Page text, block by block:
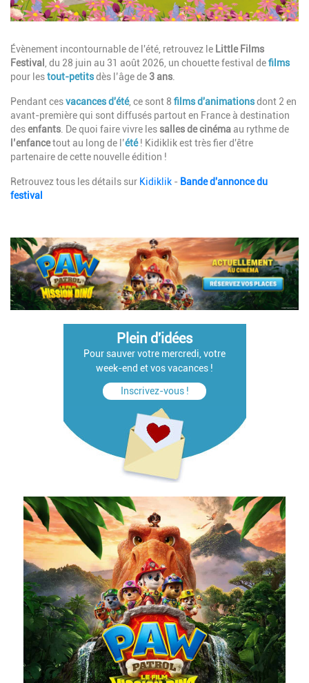
Description
Évènement incontournable de l'été, retrouvez le Little Films
Festival , du 28 juin au 31 août 2026, un chouette festival defilms
pour lestout-petitsdès l’âge de 3 ans.
Pendant cesvacances d'été, ce sont 8 films d'animationsdont 2 en
avant-premièrequi sont diffusés partout en France à destination
desenfants. De quoi faire vivre lessalles de cinémaau rythme de
l’enfancetout au long de l’été! Kidiklik est très fier d'être
partenaire de cette nouvelle édition !
Retrouvez tous les détails sur Kidiklik - Bande d'annonce du
festival
Plein d'idées
Pour sauver votre mercredi, votre
week-end et vos vacances !
Inscrivez-vous !